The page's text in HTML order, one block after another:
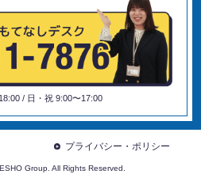
/ 日・祝 9:00〜17:00
プライバシー・ポリシー
Group. All Rights Reserved.